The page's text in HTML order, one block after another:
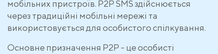
мобільних пристроїв. P2P SMS здійснюється
через традиційні мобільні мережі та
використовується для особистого спілкування.
Основне призначення P2P - це особисті